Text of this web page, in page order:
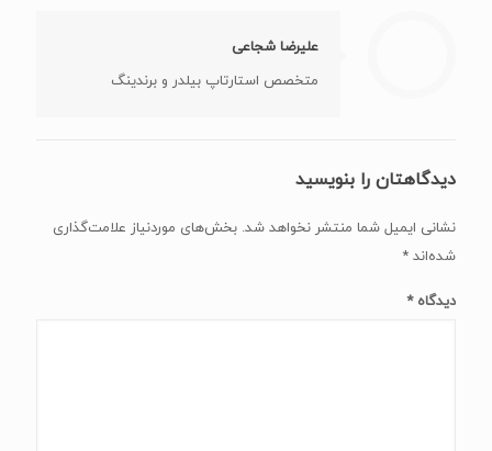
علیرضا شجاعی
متخصص استارتاپ بیلدر و برندینگ
دیدگاهتان را بنویسید
نشانی ایمیل شما منتشر نخواهد شد. بخش‌های موردنیاز علامت‌گذاری
شده‌اند *
دیدگاه*